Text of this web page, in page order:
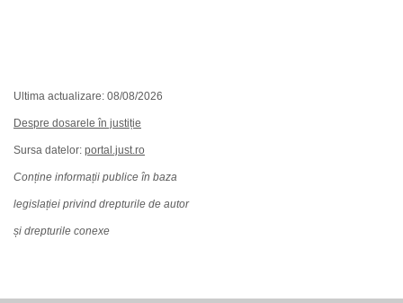
Ultima actualizare: 08/08/2026
Despre dosarele în justiție
Sursa datelor: portal.just.ro
Conține informații publice în baza
legislației privind drepturile de autor
și drepturile conexe